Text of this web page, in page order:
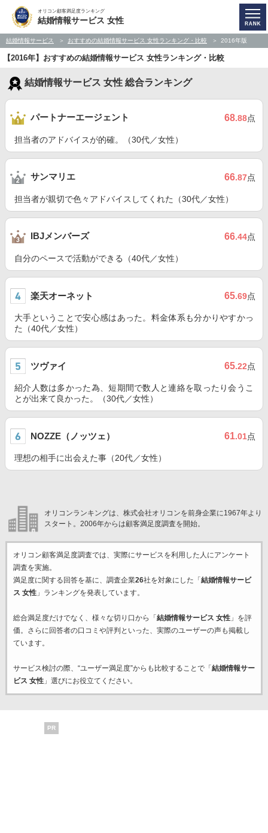
オリコン顧客満足度ランキング
結婚情報サービス 女性
結婚情報サービス おすすめの結婚情報サービス 女性ランキング・比較 2016年版
【2016年】おすすめの結婚情報サービス 女性ランキング・比較
結婚情報サービス 女性 総合ランキング
パートナーエージェント 68.88点
担当者のアドバイスが的確。（30代／女性）
サンマリエ 66.87点
担当者が親切で色々アドバイスしてくれた（30代／女性）
IBJメンバーズ 66.44点
自分のペースで活動ができる（40代／女性）
楽天オーネット 65.69点
大手ということで安心感はあった。料金体系も分かりやすかっ
た（40代／女性）
ツヴァイ 65.22点
紹介人数は多かった為、短期間で数人と連絡を取ったり会うこ
とが出来て良かった。（30代／女性）
NOZZE（ノッツェ） 61.01点
理想の相手に出会えた事（20代／女性）
オリコンランキングは、株式会社オリコンを前身企業に1967年より
スタート。2006年からは顧客満足度調査を開始。
オリコン顧客満足度調査では、実際にサービスを利用した 人にアンケート
調査を実施。
満足度に関する回答を基に、調査企業26社を対象にした「 結婚情報サービ
ス 女性」ランキングを発表しています。
総合満足度だけでなく、様々な切り口から「 結婚情報サービス 女性」を評
価。さらに回答者の口コミや評判といった、実際のユーザーの声も掲載し
ています。
サービス検討の際、“ユーザー満足度”からも比較することで「 結婚情報サー
ビス 女性」選びにお役立てください。
PR